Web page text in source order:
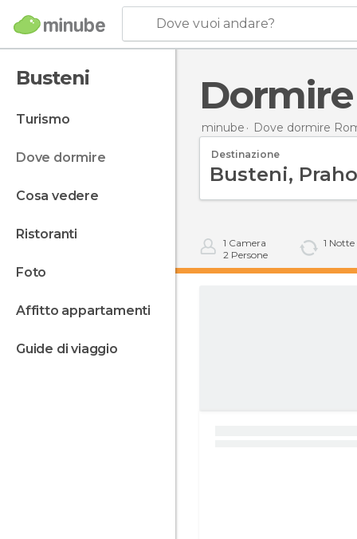
Dove vuoi andare?
Busteni
turismo
dove dormire
cosa vedere
ristoranti
foto
affitto appartamenti
guide di viaggio
minube Dove dormire
Destinazione
1 Camera
2 Persone
1 Notte